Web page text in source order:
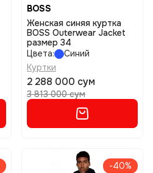
BOSS
Женская синяя куртка
BOSS Outerwear Jacket
размер 34
Цвета:
Синий
Куртки
2 288 000 сум
3 813 000 сум
-40%